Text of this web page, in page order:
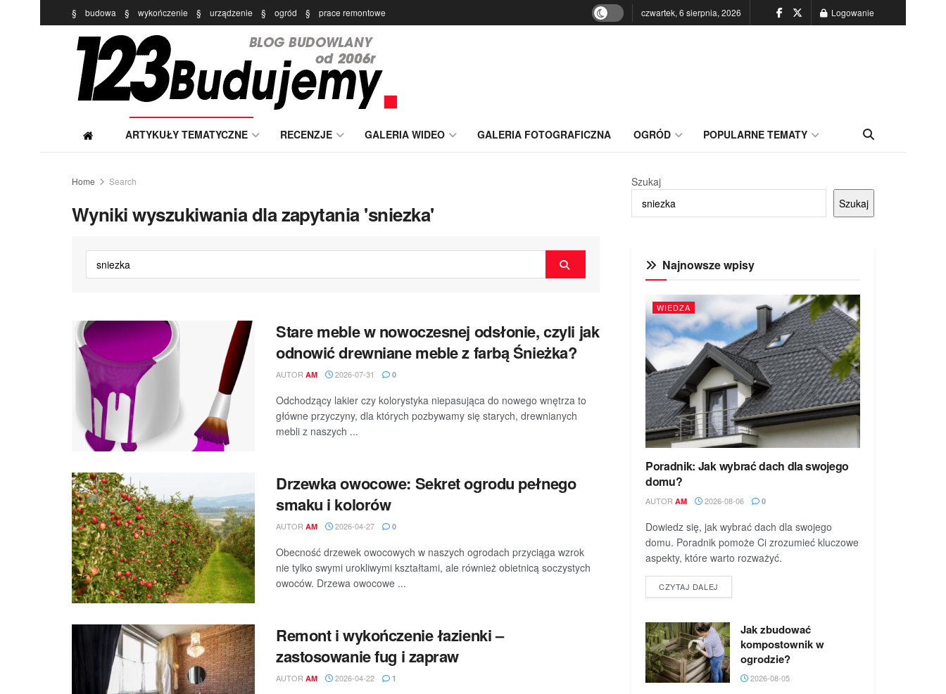
§ budowa § wykończenie § urządzenie § ogród § prace remontowe czwartek, 6 sierpnia, 2026 Logowanie
ARTYKUŁY TEMATYCZNE RECENZJE GALERIA WIDEO GALERIA FOTOGRAFICZNA OGRÓD POPULARNE TEMATY
Home Search
Wyniki wyszukiwania dla zapytania 'sniezka'
Stare meble w nowoczesnej odsłonie, czyli jak
odnowić drewniane meble z farbą Śnieżka?
AUTOR AM 2026-07-31 0
Odchodzący lakier czy kolorystyka niepasująca do nowego wnętrza to
główne przyczyny, dla których pozbywamy się starych, drewnianych
mebli z naszych ...
Drzewka owocowe: Sekret ogrodu pełnego
smaku i kolorów
AUTOR AM 2026-04-27 0
Obecność drzewek owocowych w naszych ogrodach przyciąga wzrok
nie tylko swymi urokliwymi kształtami, ale również obietnicą soczystych
owoców. Drzewa owocowe ...
Remont i wykończenie łazienki –
zastosowanie fug i zapraw
AUTOR AM 2026-04-22 1
Szukaj
Szukaj
Najnowsze wpisy
WIEDZA
Poradnik: Jak wybrać dach dla swojego
domu?
AUTOR AM 2026-08-06 0
Dowiedz się, jak wybrać dach dla swojego
domu. Poradnik pomoże Ci zrozumieć kluczowe
aspekty, które warto rozważyć.
CZYTAJ DALEJ
Jak zbudować
kompostownik w
ogrodzie?
2026-08-05